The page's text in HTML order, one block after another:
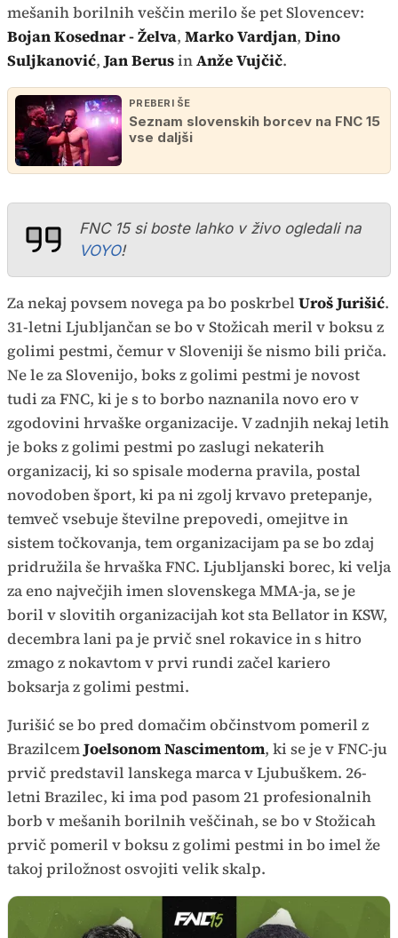
mešanih borilnih veščin merilo še pet Slovencev:
Bojan Kosednar - Želva, Marko Vardjan, Dino
Suljkanović,Jan BerusinAnže Vujčič.
PREBERI ŠE
Seznam slovenskih borcev na FNC 15
vse daljši
FNC 15 si boste lahko v živo ogledali na
VOYO!
Za nekaj povsem novega pa bo poskrbel Uroš Jurišić.
31-letni Ljubljančan se bo v Stožicah meril v boksu z
golimi pestmi, čemur v Sloveniji še nismo bili priča.
Ne le za Slovenijo, boks z golimi pestmi je novost
tudi za FNC, ki je s to borbo naznanila novo ero v
zgodovini hrvaške organizacije. V zadnjih nekaj letih
je boks z golimi pestmi po zaslugi nekaterih
organizacij, ki so spisale moderna pravila, postal
novodoben šport, ki pa ni zgolj krvavo pretepanje,
temveč vsebuje številne prepovedi, omejitve in
sistem točkovanja, tem organizacijam pa se bo zdaj
pridružila še hrvaška FNC. Ljubljanski borec, ki velja
za eno največjih imen slovenskega MMA-ja, se je
boril v slovitih organizacijah kot sta Bellator in KSW,
decembra lani pa je prvič snel rokavice in s hitro
zmago z nokavtom v prvi rundi začel kariero
boksarja z golimi pestmi.
Jurišić se bo pred domačim občinstvom pomeril z
BrazilcemJoelsonom Nascimentom, ki se je v FNC-ju
prvič predstavil lanskega marca v Ljubuškem. 26-
letni Brazilec, ki ima pod pasom 21 profesionalnih
borb v mešanih borilnih veščinah, se bo v Stožicah
prvič pomeril v boksu z golimi pestmi in bo imel že
takoj priložnost osvojiti velik skalp.